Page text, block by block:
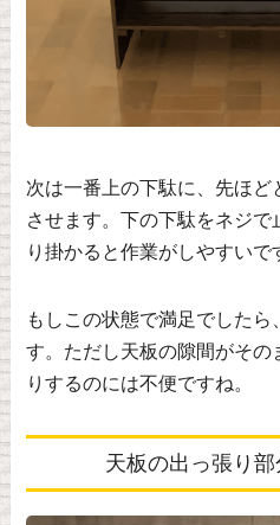
次は一番上の下駄に、先ほ
させます。下の下駄をネジ
り掛かると作業がしやすいで
もしこの状態で満足でした
す。ただし天板の隙間がその
りするのには不便ですね。
天板の出っ張り